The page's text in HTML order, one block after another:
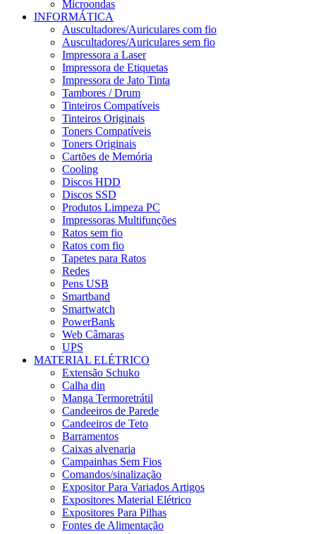
Microondas
INFORMÁTICA
Auscultadores/Auriculares com fio
Auscultadores/Auriculares sem fio
Impressora a Laser
Impressora de Etiquetas
Impressora de Jato Tinta
Tambores / Drum
Tinteiros Compatíveis
Tinteiros Originais
Toners Compatíveis
Toners Originais
Cartões de Memória
Cooling
Discos HDD
Discos SSD
Produtos Limpeza PC
Impressoras Multifunções
Ratos sem fio
Ratos com fio
Tapetes para Ratos
Redes
Pens USB
Smartband
Smartwatch
PowerBank
Web Câmaras
UPS
MATERIAL ELÉTRICO
Extensão Schuko
Calha din
Manga Termoretrátil
Candeeiros de Parede
Candeeiros de Teto
Barramentos
Caixas alvenaria
Campainhas Sem Fios
Comandos/sinalização
Expositor Para Variados Artigos
Expositores Material Elétrico
Expositores Para Pilhas
Fontes de Alimentação